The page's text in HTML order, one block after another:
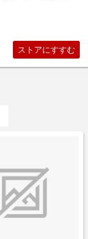
ストアにすすむ